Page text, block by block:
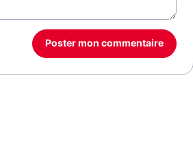
Poster mon commentaire